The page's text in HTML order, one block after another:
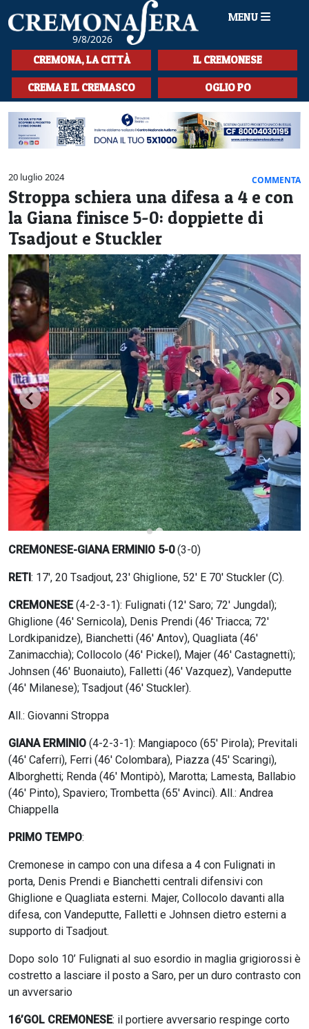
9/8/2026
MENU
HOME
CRONACA
SPORT
LA MUSICA
CULTURA
LA STORIA
SPETTACOLI
L'EDITORIALE
SEZIONI
CERCA
CREMONA, LA CITTÀ IL CREMONESE
CREMA E IL CREMASCO OGLIO PO
20 luglio 2024 COMMENTA
Stroppa schiera una difesa a 4 e con
la Giana finisce 5-0: doppiette di
Tsadjout e Stuckler
CREMONESE-GIANA ERMINIO 5-0(3-0)
RETI: 17′, 20 Tsadjout, 23′ Ghiglione, 52′ E 70' Stuckler (C).
CREMONESE(4-2-3-1): Fulignati (12′ Saro; 72′ Jungdal);
Ghiglione (46′ Sernicola), Denis Prendi (46′ Triacca; 72′
Lordkipanidze), Bianchetti (46′ Antov), Quagliata (46′
Zanimacchia); Collocolo (46′ Pickel), Majer (46′ Castagnetti);
Johnsen (46′ Buonaiuto), Falletti (46′ Vazquez), Vandeputte
(46′ Milanese); Tsadjout (46′ Stuckler).
All.: Giovanni Stroppa
GIANA ERMINIO (4-2-3-1): Mangiapoco (65′ Pirola); Previtali
(46′ Caferri), Ferri (46′ Colombara), Piazza (45′ Scaringi),
Alborghetti; Renda (46′ Montipò), Marotta; Lamesta, Ballabio
(46′ Pinto), Spaviero; Trombetta (65′ Avinci). All.: Andrea
Chiappella
PRIMO TEMPO:
Cremonese in campo con una difesa a 4 con Fulignati in
porta, Denis Prendi e Bianchetti centrali difensivi con
Ghiglione e Quagliata esterni. Majer, Collocolo davanti alla
difesa, con Vandeputte, Falletti e Johnsen dietro esterni a
supporto di Tsadjout.
Dopo solo 10’ Fulignati al suo esordio in maglia grigiorossi è
costretto a lasciare il posto a Saro, per un duro contrasto con
un avversario
16’GOL CREMONESE: il portiere avversario respinge corto